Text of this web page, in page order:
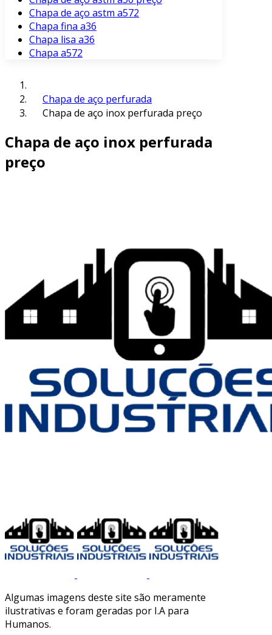
Chapa de aço astm a572
Chapa fina a36
Chapa lisa a36
Chapa a572
Chapa de aço perfurada
Chapa de aço inox perfurada preço
Chapa de aço inox perfurada
preço
Algumas imagens deste site são meramente
ilustrativas e foram geradas por I.A para
Humanos.